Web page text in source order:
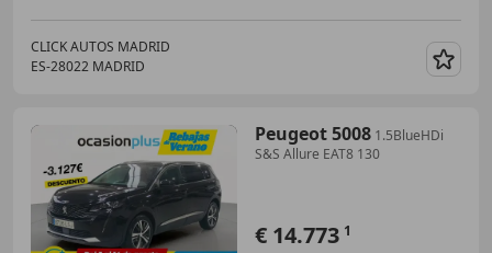
CLICK AUTOS MADRID
ES-28022 MADRID
Peugeot 5008 1.5BlueHDi
S&S Allure EAT8 130
€ 14.773 1